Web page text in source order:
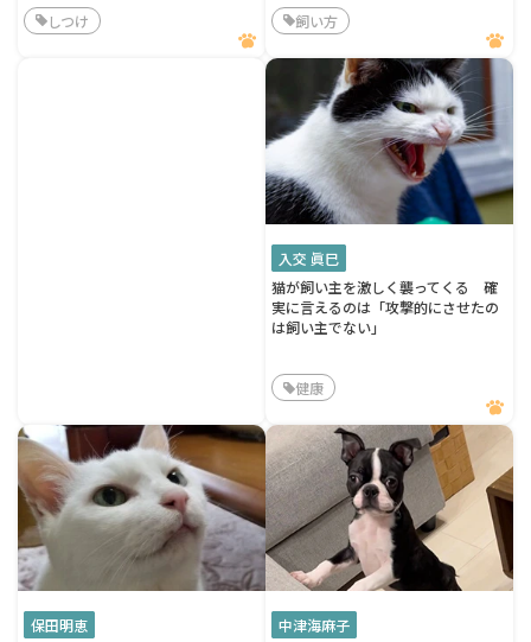
しつけ 飼い方
入交 眞巳
猫が飼い主を激しく襲ってくる 確
実に言えるのは「攻撃的にさせたの
は飼い主でない」
健康
保田明恵
中津海麻子